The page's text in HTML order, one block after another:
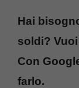
Hai
soldi?
Con
farlo.